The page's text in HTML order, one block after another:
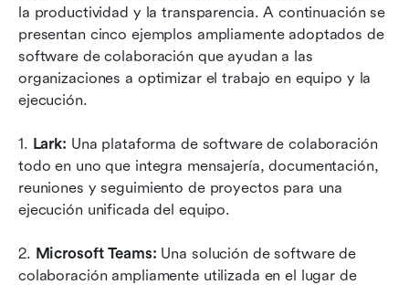
la productividad y la transparencia. A continuación se
presentan cinco ejemplos ampliamente adoptados de
software de colaboración que ayudan a las
organizaciones a optimizar el trabajo en equipo y la
ejecución.
1. Lark: Una plataforma de software de colaboración
todo en uno que integra mensajería, documentación,
reuniones y seguimiento de proyectos para una
ejecución unificada del equipo.
2. Microsoft Teams: Una solución de software de
colaboración ampliamente utilizada en el lugar de